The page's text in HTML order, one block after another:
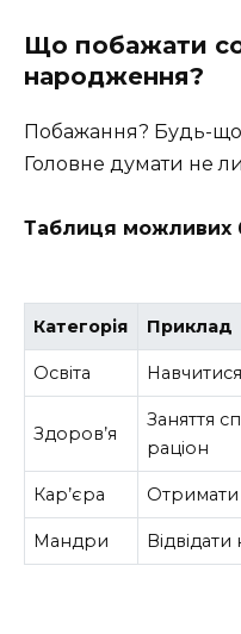
Що побажати
народження?
Побажання? Будь-
Головне думати не
Таблиця можливих
Категорія Приклад
Освіта
Здоров’я
Заняття
раціон
Кар’єра Отримати
Мандри